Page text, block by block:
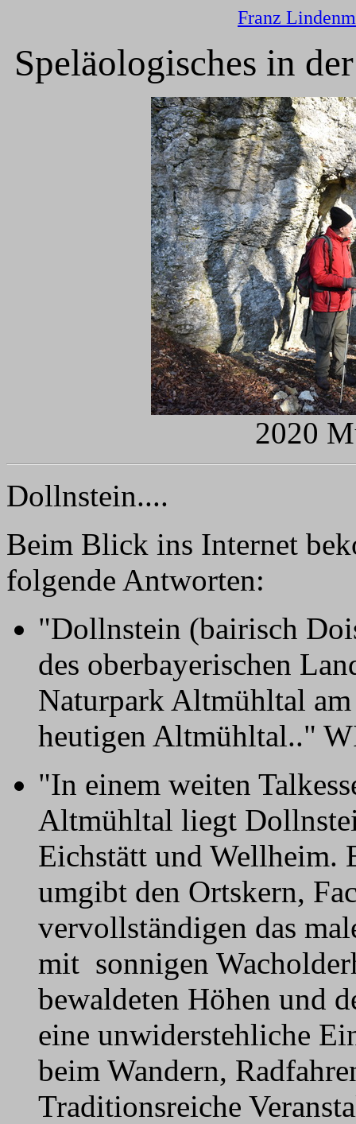
Franz
Speläologisches in
2020
Dollnstein....
Beim Blick ins Internet
folgende Antworten:
"Dollnstein (bairisch
des oberbayerischen
Naturpark Altmühltal
heutigen Altmühltal.."
"In einem weiten
Altmühltal liegt
Eichstätt und Wellheim.
umgibt den Ortskern,
vervollständigen das
mit sonnigen
bewaldeten Höhen und
eine unwiderstehliche
beim Wandern,
Traditionsreiche